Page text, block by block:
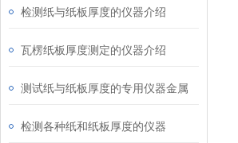
检测纸与纸板厚度的仪器介绍
瓦楞纸板厚度测定的仪器介绍
测试纸与纸板厚度的专用仪器金属
检测各种纸和纸板厚度的仪器